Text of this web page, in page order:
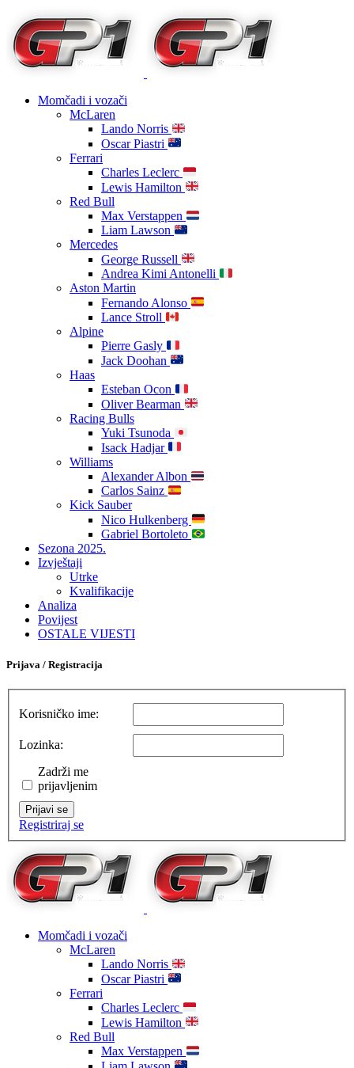
Momčadi i vozači
McLaren
Lando Norris
Oscar Piastri
Ferrari
Charles Leclerc
Lewis Hamilton
Red Bull
Max Verstappen
Liam Lawson
Mercedes
George Russell
Andrea Kimi Antonelli
Aston Martin
Fernando Alonso
Lance Stroll
Alpine
Pierre Gasly
Jack Doohan
Haas
Esteban Ocon
Oliver Bearman
Racing Bulls
Yuki Tsunoda
Isack Hadjar
Williams
Alexander Albon
Carlos Sainz
Kick Sauber
Nico Hulkenberg
Gabriel Bortoleto
Sezona 2025.
Izvještaji
Utrke
Kvalifikacije
Analiza
Povijest
OSTALE VIJESTI
Prijava / Registracija
Korisničko ime:
Lozinka:
Zadrži me
prijavljenim
Prijavi se
Registriraj se
Momčadi i vozači
McLaren
Lando Norris
Oscar Piastri
Ferrari
Charles Leclerc
Lewis Hamilton
Red Bull
Max Verstappen